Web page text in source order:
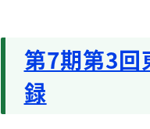
第7期第3
録